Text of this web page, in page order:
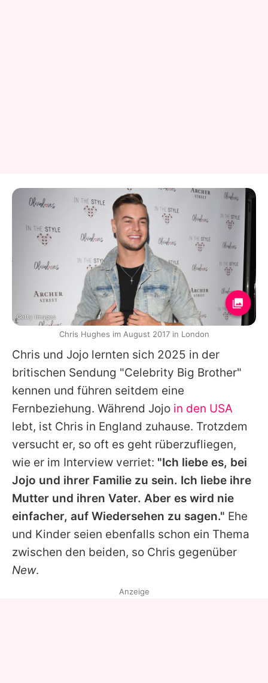
Chris und Jojo lernten sich 2025 in der
britischen Sendung "Celebrity Big Brother"
kennen und führen seitdem eine
Fernbeziehung. Während Jojo in den USA
lebt, ist Chris in England zuhause. Trotzdem
versucht er, so oft es geht rüberzufliegen,
wie er im Interview verriet: "Ich liebe es, bei
Jojo und ihrer Familie zu sein. Ich liebe ihre
Mutter und ihren Vater. Aber es wird nie
einfacher, auf Wiedersehen zu sagen." Ehe
und Kinder seien ebenfalls schon ein Thema
zwischen den beiden, so Chris gegenüber
New.
Getty Images
Chris Hughes im August 2017 in London
Anzeige